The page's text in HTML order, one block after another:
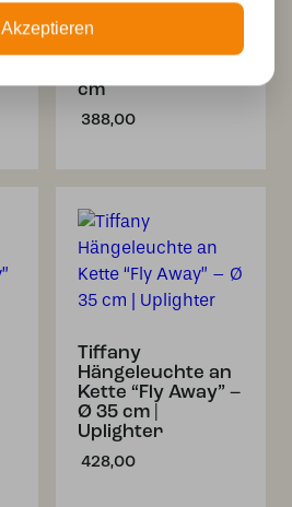
Deckenleuchte
“Fly Away”
cm
388,00
Tiffany
Hängeleuchte an
Kette “Fly Away” –
Ø 35 cm |
Uplighter
428,00
Akzeptieren